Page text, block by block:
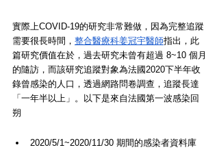
實際上COVID-19的研究非常難做，因為完整追蹤
需要很長時間， 整合醫療科姜冠宇醫師指出，此
篇研究價值在於，過去研究未曾有超過 8~10 個月
的隨訪，而該研究追蹤對象為法國2020下半年收
錄曾感染的人口，透過網路問卷調查，追蹤長達
「一年半以上」。以下是來自法國第一波感染回
朔
2020/5/1~2020/11/30 期間的感染者資料庫